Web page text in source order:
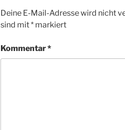
Deine E-Mail-Adresse wird nicht
sind mit* markiert
Kommentar*